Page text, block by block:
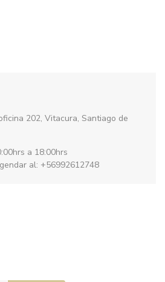
202, Vitacura, Santiago de
a 18:00hrs
al: +56992612748